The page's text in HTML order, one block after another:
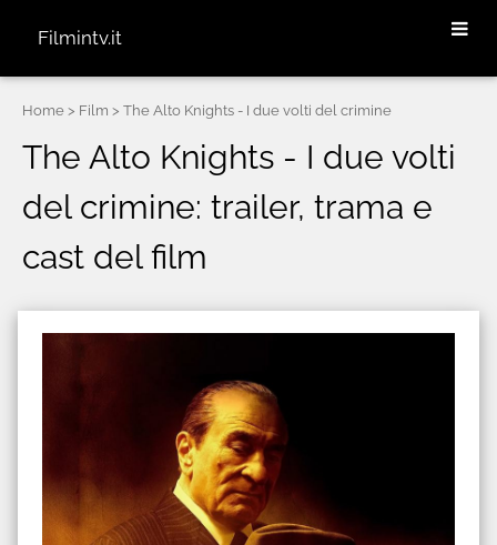
Filmintv.it
Home > Film > The Alto Knights - I due volti del crimine
The Alto Knights - I due volti
del crimine: trailer, trama e
cast del film